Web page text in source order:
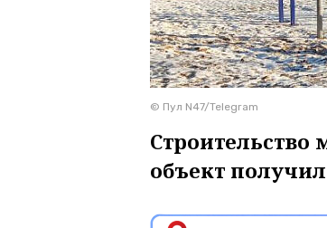
© Пул N47/Telegram
объект